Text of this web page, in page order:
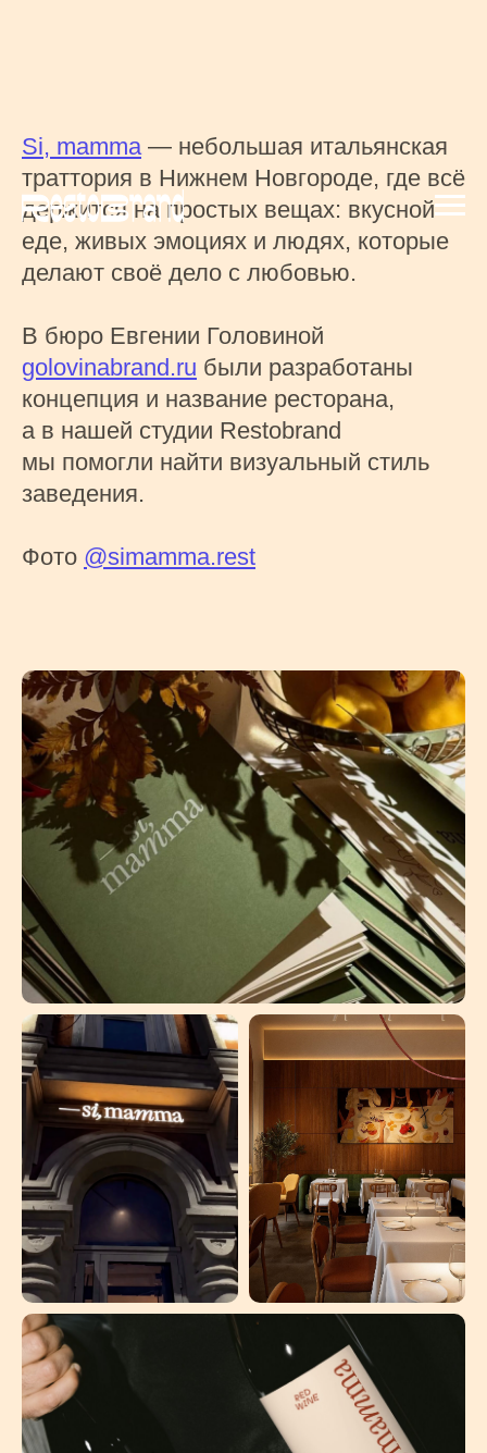
Si, mamma— небольшая итальянская
траттория в Нижнем Новгороде, где всё
держится на простых вещах: вкусной
еде, живых эмоциях и людях, которые
делают своё дело с любовью.
В бюро Евгении Головиной
golovinabrand.ru были разработаны
концепция и название ресторана,
а в нашей студии Restobrand
мы помогли найти визуальный стиль
заведения.
Фото @simamma.rest